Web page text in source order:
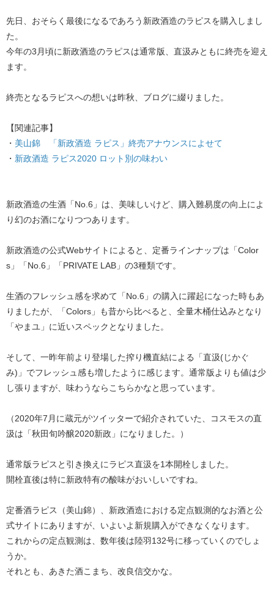
先日、おそらく最後になるであろう新政酒造のラピスを購入しまし
た。
今年の3月頃に新政酒造のラピスは通常版、直汲みともに終売を迎え
ます。
終売となるラピスへの想いは昨秋、ブログに綴りました。
【関連記事】
・ 美山錦 「新政酒造 ラピス」終売アナウンスによせて
・ 新政酒造 ラピス2020 ロット別の味わい
新政酒造の生酒「No.6」は、美味しいけど、購入難易度の向上によ
り幻のお酒になりつつあります。
新政酒造の公式Webサイトによると、定番ラインナップは「Color
s」「No.6」「PRIVATE LAB」の3種類です。
生酒のフレッシュ感を求めて「No.6」の購入に躍起になった時もあ
りましたが、「Colors」も昔から比べると、全量木桶仕込みとなり
「やまユ」に近いスペックとなりました。
そして、一昨年前より登場した搾り機直結による「直汲(じかぐ
み)」でフレッシュ感も増したように感じます。通常版よりも値は少
し張りますが、味わうならこちらかなと思っています。
（2020年7月に蔵元がツイッターで紹介されていた、コスモスの直
汲は「秋田旬吟醸2020新政」になりました。）
通常版ラピスと引き換えにラピス直汲を1本開栓しました。
開栓直後は特に新政特有の酸味がおいしいですね。
定番酒ラピス（美山錦）、新政酒造における定点観測的なお酒と公
式サイトにありますが、いよいよ新規購入ができなくなります。
これからの定点観測は、数年後は陸羽132号に移っていくのでしょ
うか。
それとも、あきた酒こまち、改良信交かな。